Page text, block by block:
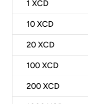
1 XCD
10 XCD
20 XCD
100 XCD
200 XCD